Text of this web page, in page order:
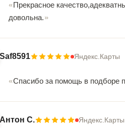
Прекрасное
довольна.
Saf8591 Яндекс.Карты
Спасибо за помощь в подборе
Антон С. Яндекс.Карты